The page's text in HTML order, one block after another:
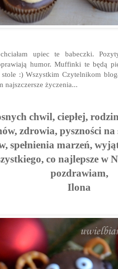
upiec te babeczki.
humor. Muffinki te będą
stole :) Wszystkim Czytelnikom
najszczersze życzenia...
chwil, ciepłej,
zdrowia, pyszności
spełnienia marzeń,
co najlepsze w
pozdrawiam,
Ilona